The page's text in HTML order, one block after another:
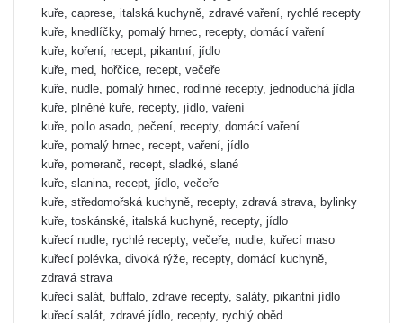
kuře, caprese, italská kuchyně, zdravé vaření, rychlé recepty
kuře, knedlíčky, pomalý hrnec, recepty, domácí vaření
kuře, koření, recept, pikantní, jídlo
kuře, med, hořčice, recept, večeře
kuře, nudle, pomalý hrnec, rodinné recepty, jednoduchá jídla
kuře, plněné kuře, recepty, jídlo, vaření
kuře, pollo asado, pečení, recepty, domácí vaření
kuře, pomalý hrnec, recept, vaření, jídlo
kuře, pomeranč, recept, sladké, slané
kuře, slanina, recept, jídlo, večeře
kuře, středomořská kuchyně, recepty, zdravá strava, bylinky
kuře, toskánské, italská kuchyně, recepty, jídlo
kuřecí nudle, rychlé recepty, večeře, nudle, kuřecí maso
kuřecí polévka, divoká rýže, recepty, domácí kuchyně,
zdravá strava
kuřecí salát, buffalo, zdravé recepty, saláty, pikantní jídlo
kuřecí salát, zdravé jídlo, recepty, rychlý oběd